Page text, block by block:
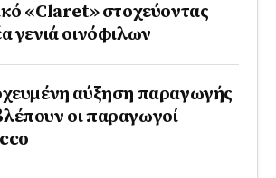
«Claret» στοχεύοντας
γενιά οινόφιλων
αύξηση παραγωγής
οι παραγωγοί